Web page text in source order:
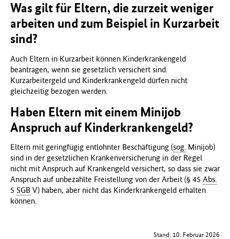
Was gilt für Eltern, die zurzeit weniger
arbeiten und zum Beispiel in Kurzarbeit
sind?
Auch Eltern in Kurzarbeit können Kinderkrankengeld
beantragen, wenn sie gesetzlich versichert sind.
Kurzarbeitergeld und Kinderkrankengeld dürfen nicht
gleichzeitig bezogen werden.
Haben Eltern mit einem Minijob
Anspruch auf Kinderkrankengeld?
Eltern mit geringfügig entlohnter Beschäftigung (sog. Minijob)
sind in der gesetzlichen Krankenversicherung in der Regel
nicht mit Anspruch auf Krankengeld versichert, so dass sie zwar
Anspruch auf unbezahlte Freistellung von der Arbeit (§ 45 Abs.
5 SGB V) haben, aber nicht das Kinderkrankengeld erhalten
können.
Stand: 10. Februar 2026